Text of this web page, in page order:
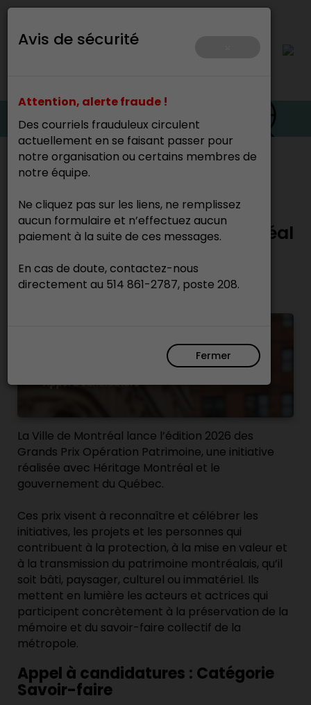
Avis de sécurité
Attention, alerte fraude !
Des courriels frauduleux circulent
actuellement en se faisant passer pour
notre organisation ou certains membres de
notre équipe.
Ne cliquez pas sur les liens, ne remplissez
aucun formulaire et n’effectuez aucun
paiement à la suite de ces messages.
En cas de doute, contactez-nous
directement au 514 861-2787, poste 208.
Fermer
Accueil>
Appel à candidature -
Opération patrimoine Montréal
20 mai 2026
La Ville de Montréal lance l’édition 2026 des
Grands Prix Opération Patrimoine, une initiative
réalisée avec Héritage Montréal et le
gouvernement du Québec.
Ces prix visent à reconnaître et célébrer les
initiatives, les projets et les personnes qui
contribuent à la protection, à la mise en valeur et
à la transmission du patrimoine montréalais, qu’il
soit bâti, paysager, culturel ou immatériel. Ils
mettent en lumière les acteurs et actrices qui
participent concrètement à la préservation de la
mémoire et du savoir-faire collectif de la
métropole.
Appel à candidatures : Catégorie
Savoir-faire